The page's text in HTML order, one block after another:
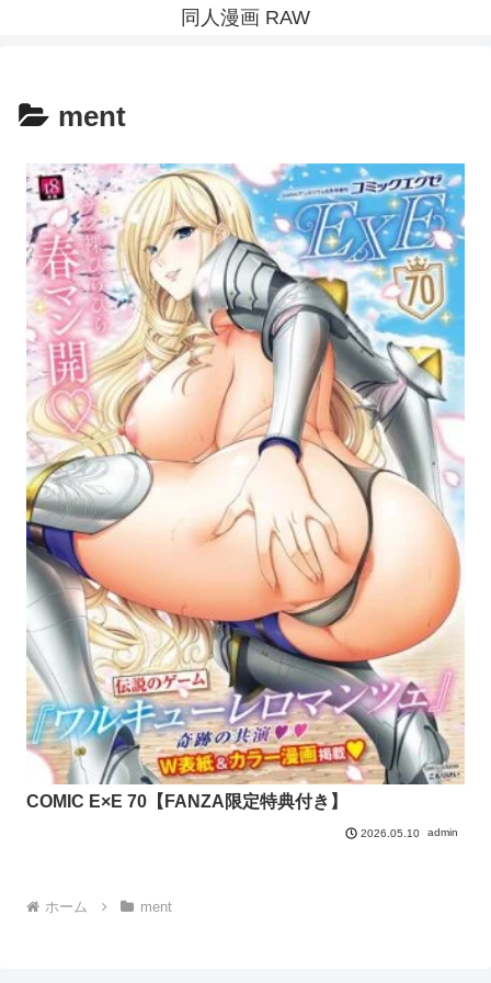
同人漫画 RAW
ment
COMIC E×E 70【FANZA限定特典付き】
2026.05.10 admin
ホーム ment